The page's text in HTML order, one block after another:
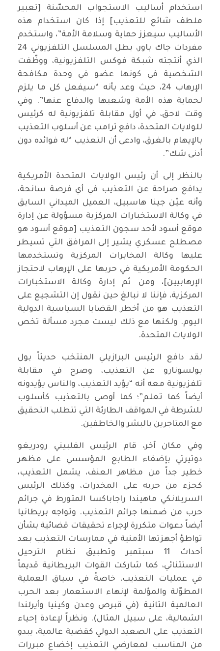
استخدام أساليب الاستجواب المحسّنة [تعبير
ملطف شائع للتعذيب] إذا كان استخدام هذه
الأساليب سيعزز حماية وسلامة الأمة”، واستخدم
مفردات جاك باور، بطل المسلسل التلفزيوني 24
الذي أنتجته شبكة فوكس التلفزيونية، ووظّفت
الشخصية في كونها عضو في وحدة مكافحة
الإرهاب 24، حيث وعد بأنه “سيفعل كل ما يلزم
لحماية هذه الأمة وشعبها والدفاع عنها”. وفي
وقت لاحق، في أول مقابلة تلفزيونية له كرئيس
للولايات المتحدة، دافع ترامب عن أسلوب التعذيب
بالإيهام بالغرق، وادعى أن التعذيب “له فوائده دون
أدنى شك”.
بالنظر إلى أن رئيس الولايات المتحدة الأمريكية
يدافع صراحة عن التعذيب في أي فرصة سانحة،
وأنه عيّن جينا هاسبيل، العميل الميداني السابق
في وكالة الاستخبارات المركزية مسؤولة عن إدارة
موقع أسود لأحد سجون التعذيب [موقع أسود هو
مصطلح عسكري يشير إلى المرافق التي تسيطر
عليها وكالة المخابرات المركزية وتستخدمها
الحكومة الأمريكية في حربها على الإرهاب لاحتجاز
الإرهابيين]، ومن ثم إدارة وكالة الاستخبارات
المركزية، فإننا لا نبالغ حين نقول إن التشجيع على
التعذيب هو من أخطر القضايا السياسية الدولية
اليوم. ولكنها مع ذلك ليست مجرد مسألة تخص
الولايات المتحدة.
لقد دافع الرئيس البرازيلي المنتخب حديثاً بول
بولسونارو عن التعذيب، وصرح في مقابلة
تلفزيونية معه أنه “يؤيد التعذيب، والناس يؤيدونه
أيضاً كما تعلم”؛ كما أوصى بالتعذيب كأسلوب
للشرطة في المواقف الطارئة التي تتطلب التحقيق
مع المتاجرين بالبشر والخاطفين.
وفي مكان آخر، قام الرئيس الفلبيني رودريغو
دوتيرتي بإضفاء الطابع المؤسسي على مظهر
خطير جداً من مظاهر العنف، يشمل التعذيب،
كجزء من حربه على المخدرات، وكذلك الرئيس
السريلانكي ماهيندا راجاباكسا المتورط في جرائم
حرب من ضمنها جرائم التعذيب. وتواجه بريطانيا
أيضاً دعوات متكررة لإجراء تحقيقات قضائية بشأن
تواطؤ أجهزتها الأمنية في ممارسات التعذيب بعد
أحداث 11 سبتمبر وتطبيق نظام الترحيل
الاستثنائي، كما شاركت القوات البريطانية قديماً
في عمليات التعذيب، خاصةً في سياق العملية
المطوّلة والمؤلمة لإنهاء الاستعمار بعد الحرب
العالمية الثانية (في قبرص وعدن وكينيا وأيرلندا
الشمالية، على سبيل المثال). ونظراً لإعادة إحياء
التعذيب على الصعيد الدولي كقضية عالمية، يبدو
من المناسب لمعارضي التعذيب إخضاع مبررات